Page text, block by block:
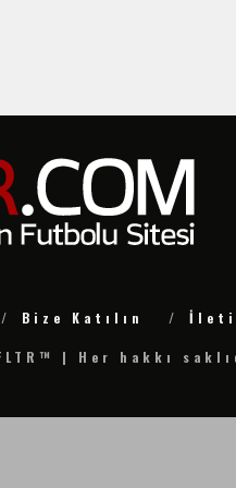
Bize Katılın
| Her hakkı